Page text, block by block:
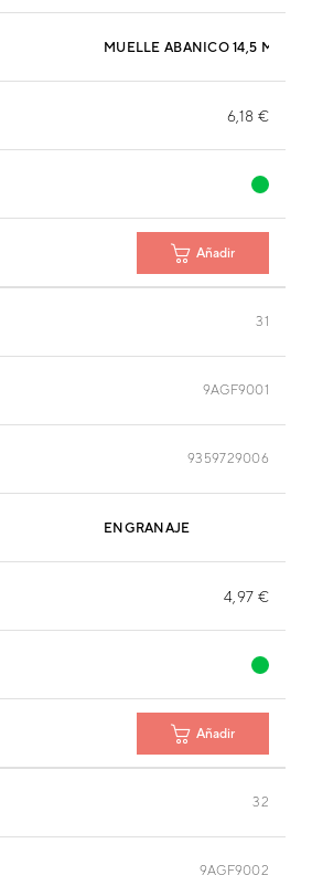
MUELLE ABANICO 14,5 MM
6,18 €
Añadir
31
9AGF9001
9359729006
ENGRANAJE
4,97 €
Añadir
32
9AGF9002